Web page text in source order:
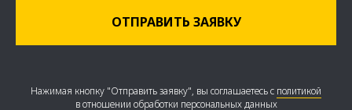
ОТПРАВИТЬ ЗАЯВКУ
Нажимая кнопку "Отправить заявку", вы соглашаетесь с политикой
в отношении обработки персональных данных